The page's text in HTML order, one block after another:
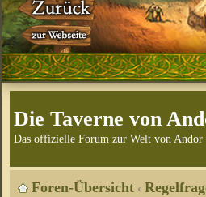
Die Taverne von
Das offizielle Forum zur Welt von Andor
Foren-Übersicht ‹